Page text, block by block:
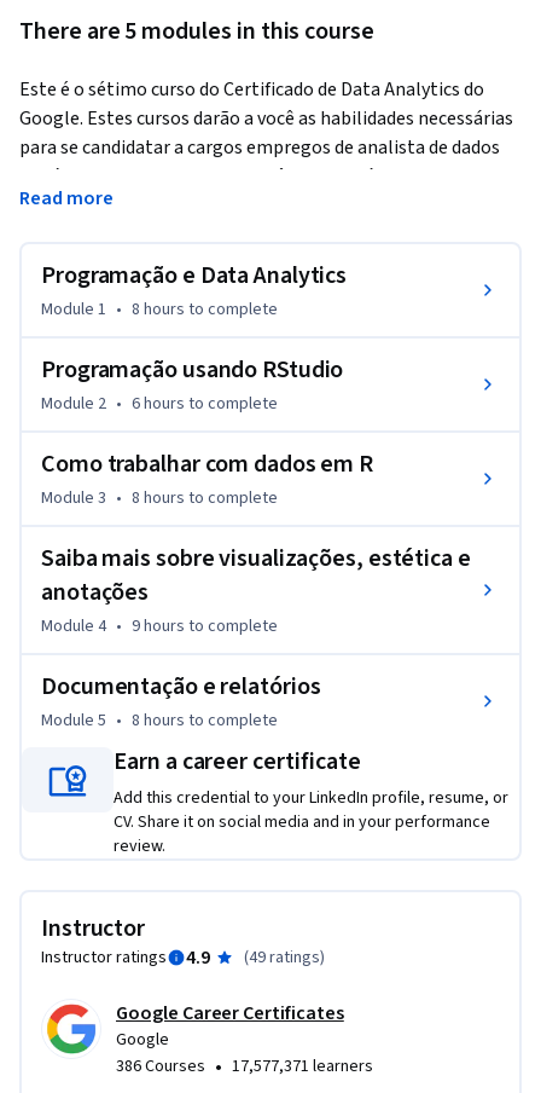
There are 5 modules in this course
Este é o sétimo curso do Certificado de Data Analytics do
Google. Estes cursos darão a você as habilidades necessárias
para se candidatar a cargos empregos de analista de dados
de nível inicial. Neste curso, você aprenderá sobre a
linguagem de programação conhecida como R. Você
trabalhar em R. O curso também abarcará os aplicativos e
ferramentas de software exclusivos de R, como os pacotes de
R. Você descobrirá como é possível limpar, organizar,
maneiras novas e contundentes.  Os analistas de dados do
Google vão instruir e oferecer maneiras práticas de realizar
ferramentas e recursos.
Os alunos que concluírem este programa de certificação
analista de dados. Nenhuma experiência anterior é
necessária.
programação R.
inclusive o pacote Tidyverse.
em R.
Read more
Programação e Data Analytics
Module 1 • 8 hours to complete
Programação usando RStudio
Module 2 • 6 hours to complete
Como trabalhar com dados em R
Module 3 • 8 hours to complete
Saiba mais sobre visualizações, estética e
anotações
Module 4 • 9 hours to complete
Documentação e relatórios
Module 5 • 8 hours to complete
Earn a career certificate
Add this credential to your LinkedIn profile, resume, or
CV. Share it on social media and in your performance
review.
Instructor
Instructor ratings 4.9 (49 ratings)
Google Career Certificates
Google
386 Courses • 17,577,371 learners